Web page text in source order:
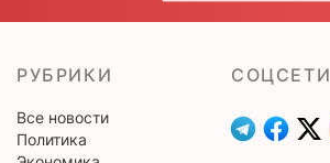
РУБРИКИ
Все новости
Политика
CОЦСЕТИ